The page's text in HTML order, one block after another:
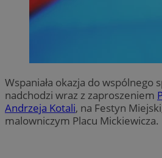
Wspaniała okazja do wspólnego
nadchodzi wraz z zaproszeniem
Andrzeja Kotali, na Festyn
malowniczym Placu Mickiewicza.